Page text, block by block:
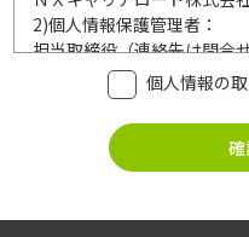
2)個人情報保護管理者：
担当取締役（連絡先は問合
利用目的：
ご記入頂いた個人情報は、
利用いたします。
個
個人情報の